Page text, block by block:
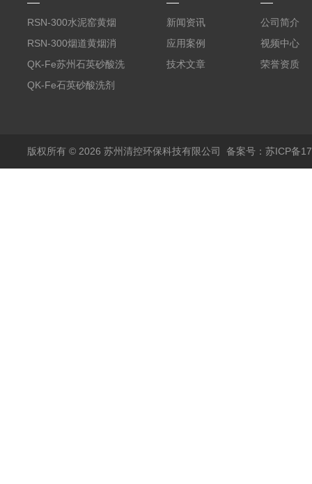
RSN-300水泥窑黄烟
消除剂
RSN-300烟道黄烟消
除剂销售
QK-Fe苏州石英砂酸洗
剂
QK-Fe石英砂酸洗剂
新闻资讯
应用案例
技术文章
公司简介
视频中心
荣誉资质
版权所有 © 2026 苏州清控环保科技有限公司 备案号：苏ICP备